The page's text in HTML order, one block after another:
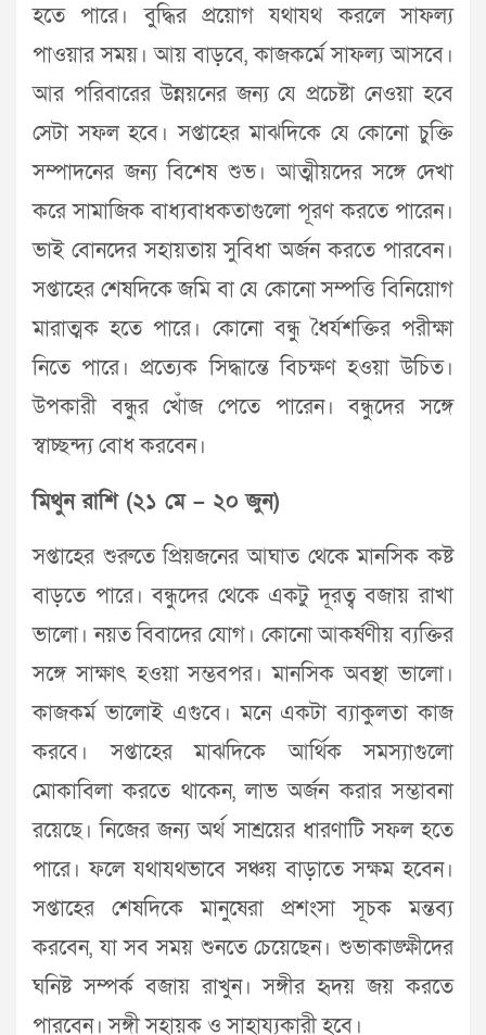
হতে পারে। বুদ্ধির প্রয়োগ যথাযথ করলে সাফল্য
পাওয়ার সময়। আয় বাড়বে, কাজকর্মে সাফল্য আসবে।
আর পরিবারের উন্নয়নের জন্য যে প্রচেষ্টা নেওয়া হবে
সেটা সফল হবে। সপ্তাহের মাঝদিকে যে কোনো চুক্তি
সম্পাদনের জন্য বিশেষ শুভ। আত্মীয়দের সঙ্গে দেখা
করে সামাজিক বাধ্যবাধকতাগুলো পূরণ করতে পারেন।
ভাই বোনদের সহায়তায় সুবিধা অর্জন করতে পারবেন।
সপ্তাহের শেষদিকে জমি বা যে কোনো সম্পত্তি বিনিয়োগ
মারাত্মক হতে পারে। কোনো বন্ধু ধৈর্যশক্তির পরীক্ষা
নিতে পারে। প্রত্যেক সিদ্ধান্তে বিচক্ষণ হওয়া উচিত।
উপকারী বন্ধুর খোঁজ পেতে পারেন। বন্ধুদের সঙ্গে
স্বাচ্ছন্দ্য বোধ করবেন।
মিথুন রাশি (২১ মে – ২০ জুন)
সপ্তাহের শুরুতে প্রিয়জনের আঘাত থেকে মানসিক কষ্ট
বাড়তে পারে। বন্ধুদের থেকে একটু দূরত্ব বজায় রাখা
ভালো। নয়ত বিবাদের যোগ। কোনো আকর্ষণীয় ব্যক্তির
সঙ্গে সাক্ষাৎ হওয়া সম্ভবপর। মানসিক অবস্থা ভালো।
কাজকর্ম ভালোই এগুবে। মনে একটা ব্যাকুলতা কাজ
করবে। সপ্তাহের মাঝদিকে আর্থিক সমস্যাগুলো
মোকাবিলা করতে থাকেন, লাভ অর্জন করার সম্ভাবনা
রয়েছে। নিজের জন্য অর্থ সাশ্রয়ের ধারণাটি সফল হতে
পারে। ফলে যথাযথভাবে সঞ্চয় বাড়াতে সক্ষম হবেন।
সপ্তাহের শেষদিকে মানুষেরা প্রশংসা সূচক মন্তব্য
করবেন, যা সব সময় শুনতে চেয়েছেন। শুভাকাঙ্ক্ষীদের
ঘনিষ্ট সম্পর্ক বজায় রাখুন। সঙ্গীর হৃদয় জয় করতে
পারবেন। সঙ্গী সহায়ক ও সাহায্যকারী হবে।